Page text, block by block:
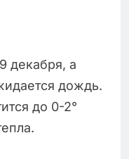
декабря, а
дождь.
до 0-2°